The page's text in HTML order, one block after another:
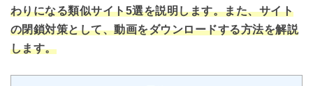
わりになる類似サイト5選を説明します。また、サイト
の閉鎖対策として、動画をダウンロードする方法を解説
します。